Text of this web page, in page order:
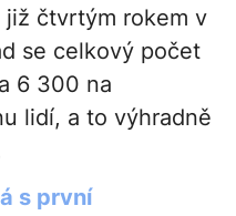
již čtvrtým rokem v
se celkový počet
6 300 na
lidí, a to výhradně
s první